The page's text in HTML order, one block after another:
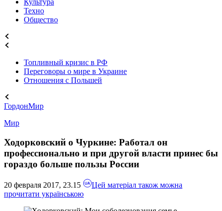
Культура
Техно
Общество
Топливный кризис в РФ
Переговоры о мире в Украине
Отношения с Польшей
ГордонМир
Мир
Ходорковский о Чуркине: Работал он
профессионально и при другой власти принес бы
гораздо больше пользы России
20 февраля 2017, 23.15
Цей матеріал також можна
прочитати українською